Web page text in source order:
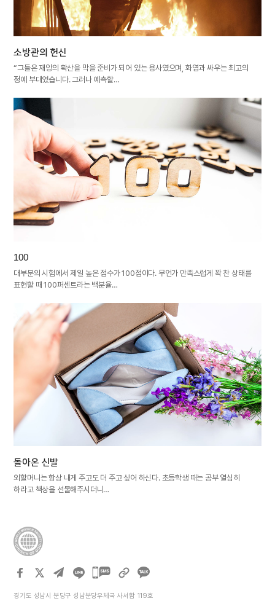
소방관의 헌신
“그들은 재앙의 확산을 막을 준비가 되어 있는 용사였으며, 화염과 싸우는 최고의
정예 부대였습니다. 그러나 예측할…
100
대부분의 시험에서 제일 높은 점수가 100점이다. 무언가 만족스럽게 꽉 찬 상태를
표현할 때 100퍼센트라는 백분율…
돌아온 신발
외할머니는 항상 내게 주고도 더 주고 싶어 하신다. 초등학생 때는 공부 열심히
하라고 책상을 선물해주시더니…
카카오톡
경기도 성남시 분당구 성남분당우체국 사서함 119호